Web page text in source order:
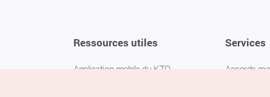
Ressources utiles
Application mobile du KTO
Services
Accords